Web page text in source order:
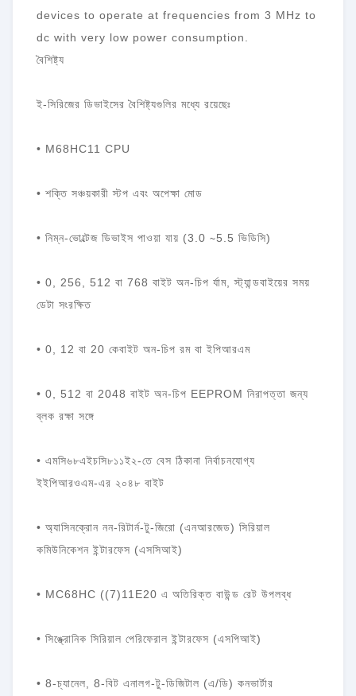
devices to operate at frequencies from 3 MHz to
dc with very low power consumption.
বৈশিষ্ট্য
ই-সিরিজের ডিভাইসের বৈশিষ্ট্যগুলির মধ্যে রয়েছেঃ
• M68HC11 CPU
• শক্তি সঞ্চয়কারী স্টপ এবং অপেক্ষা মোড
• নিম্ন-ভোল্টেজ ডিভাইস পাওয়া যায় (3.0 ∼5.5 ভিডিসি)
• 0, 256, 512 বা 768 বাইট অন-চিপ র্যাম, স্ট্যান্ডবাইয়ের সময়
ডেটা সংরক্ষিত
• 0, 12 বা 20 কেবাইট অন-চিপ রম বা ইপিআরএম
• 0, 512 বা 2048 বাইট অন-চিপ EEPROM নিরাপত্তা জন্য
ব্লক রক্ষা সঙ্গে
• এমসি৬৮এইচসি৮১১ই২-তে বেস ঠিকানা নির্বাচনযোগ্য
ইইপিআরওএম-এর ২০৪৮ বাইট
• অ্যাসিনক্রোন নন-রিটার্ন-টু-জিরো (এনআরজেড) সিরিয়াল
কমিউনিকেশন ইন্টারফেস (এসসিআই)
• MC68HC ((7)11E20 এ অতিরিক্ত বাউন্ড রেট উপলব্ধ
• সিঙ্ক্রোনিক সিরিয়াল পেরিফেরাল ইন্টারফেস (এসপিআই)
• 8-চ্যানেল, 8-বিট এনালগ-টু-ডিজিটাল (এ/ডি) কনভার্টার